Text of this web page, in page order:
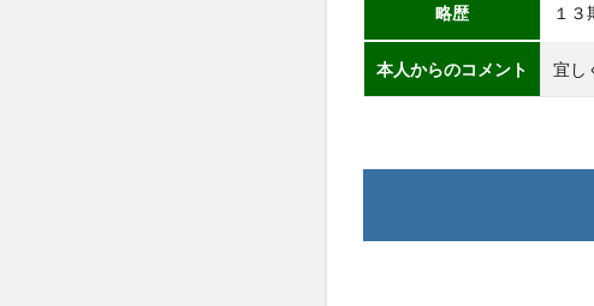
略歴 １３
本人からのコメント 宜し